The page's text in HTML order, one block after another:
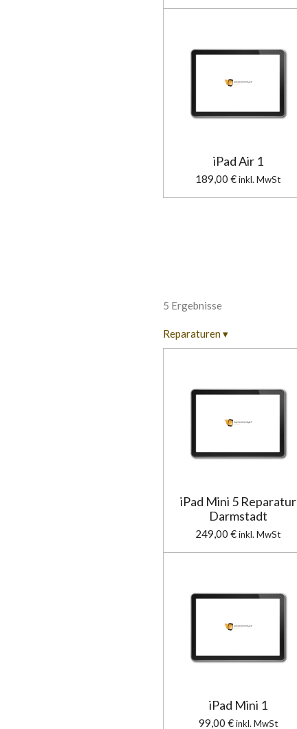
iPad Air 1
189,00 €inkl. MwSt
5 Ergebnisse
Reparaturen▾
iPad Mini 5 Reparatur
Darmstadt
249,00 €inkl. MwSt
iPad Mini 1
99,00 € inkl. MwSt